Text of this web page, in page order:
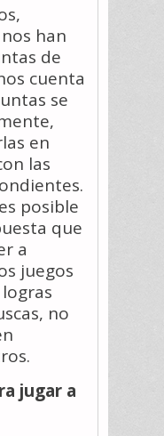
han
de
cuenta
se
en
las
posible
que
a
juegos
no
jugar a